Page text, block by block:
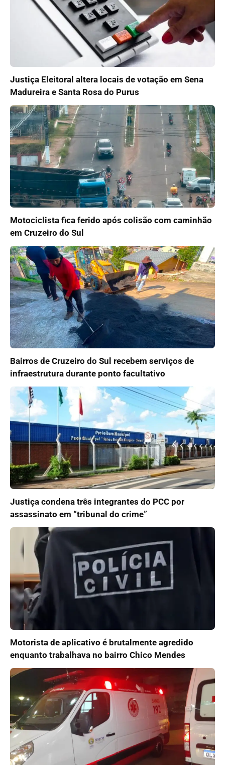
Justiça Eleitoral altera locais de votação em Sena
Madureira e Santa Rosa do Purus
Motociclista fica ferido após colisão com caminhão
em Cruzeiro do Sul
Bairros de Cruzeiro do Sul recebem serviços de
infraestrutura durante ponto facultativo
Justiça condena três integrantes do PCC por
assassinato em “tribunal do crime”
Motorista de aplicativo é brutalmente agredido
enquanto trabalhava no bairro Chico Mendes